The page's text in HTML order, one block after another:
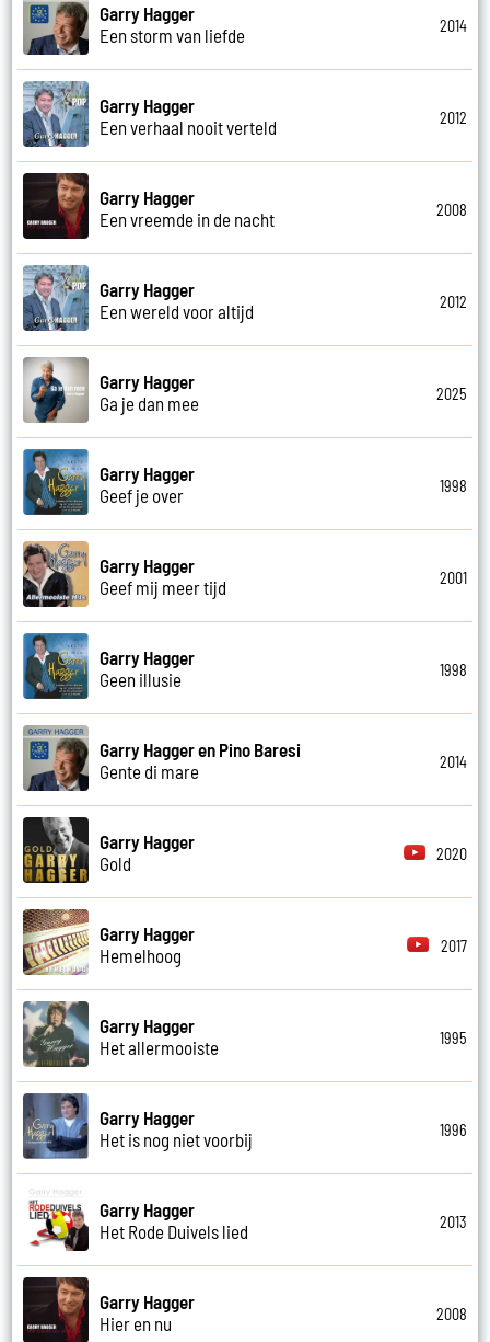
Garry Hagger
Een storm van liefde
2014
Garry Hagger
Een verhaal nooit verteld
2012
Garry Hagger
Een vreemde in de nacht
2008
Garry Hagger
Een wereld voor altijd
2012
Garry Hagger
Ga je dan mee
2025
Garry Hagger
Geef je over
1998
Garry Hagger
Geef mij meer tijd
2001
Garry Hagger
Geen illusie
1998
Garry Hagger en Pino Baresi
Gente di mare
2014
Garry Hagger
Gold
2020
Garry Hagger
Hemelhoog
2017
Garry Hagger
Het allermooiste
1995
Garry Hagger
Het is nog niet voorbij
1996
Garry Hagger
Het Rode Duivels lied
2013
Garry Hagger
Hier en nu
2008